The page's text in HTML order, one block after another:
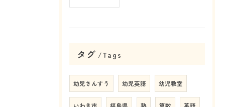
タグ Tags
幼児さんすう 幼児英語 幼児教室